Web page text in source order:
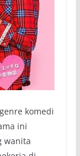
komedi
ini
wanita